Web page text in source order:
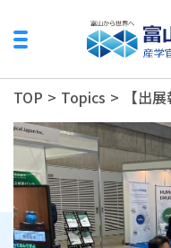
TOP > Topics >